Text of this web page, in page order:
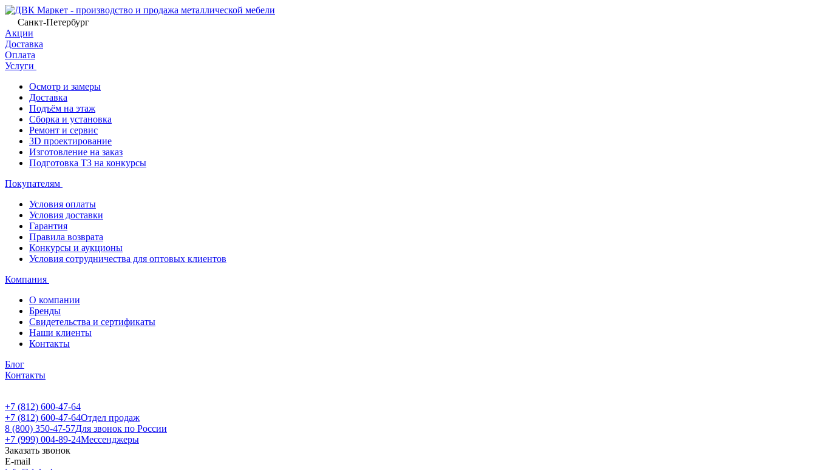
Санкт-Петербург
Акции
Доставка
Оплата
Услуги
Осмотр и замеры
Доставка
Подъём на этаж
Сборка и установка
Ремонт и сервис
3D проектирование
Изготовление на заказ
Подготовка ТЗ на конкурсы
Покупателям
Условия оплаты
Условия доставки
Гарантия
Правила возврата
Конкурсы и аукционы
Условия сотрудничества для оптовых клиентов
Компания
О компании
Бренды
Свидетельства и сертификаты
Наши клиенты
Контакты
Блог
Контакты
+7 (812) 600-47-64
+7 (812) 600-47-64Отдел продаж
8 (800) 350-47-57Для звонок по России
+7 (999) 004-89-24Мессенджеры
Заказать звонок
E-mail